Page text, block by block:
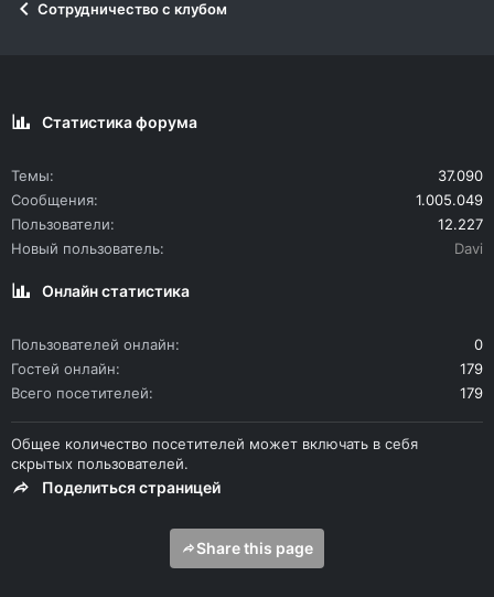
Сотрудничество с клубом
Статистика форума
Темы
37.090
Сообщения
1.005.049
Пользователи
12.227
Новый пользователь
Davi
Онлайн статистика
Пользователей онлайн
0
Гостей онлайн
179
Всего посетителей
179
Общее количество посетителей может включать в себя
скрытых пользователей.
Поделиться страницей
Share this page